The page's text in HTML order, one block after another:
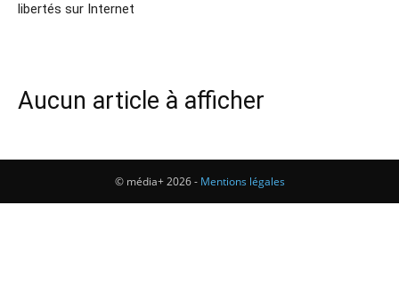
libertés sur Internet
Aucun article à afficher
© média+ 2026 - Mentions légales